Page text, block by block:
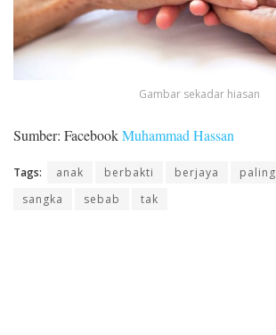
Gambar sekadar hiasan
Sumber: FacebookMuhammad Hassan
Tags: anak berbakti berjaya paling
sangka
sebab tak